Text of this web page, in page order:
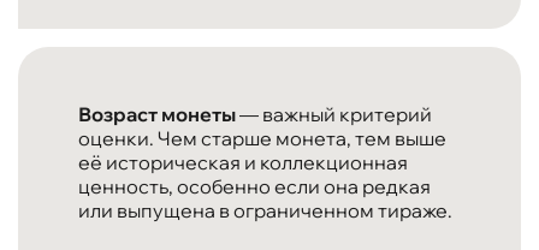
Возраст монеты— важный критерий
оценки. Чем старше монета, тем выше
её историческая и коллекционная
ценность, особенно если она редкая
или выпущена в ограниченном тираже.